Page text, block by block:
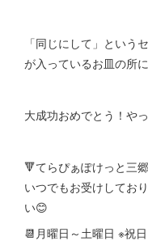
「同じにして」という
が入っているお皿の所
大成功おめでとう！や
🔻てらぴぁぽけっと三
いつでもお受けしてお
い😊
📆月曜日～土曜日 ※祝